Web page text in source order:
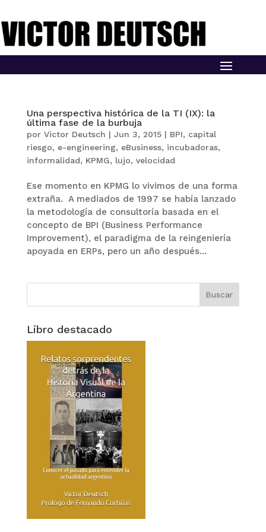
Una perspectiva histórica de la TI (IX): la
última fase de la burbuja
por Victor Deutsch | Jun 3, 2015| BPI, capital
riesgo, e-engineering, eBusiness, incubadoras,
informalidad, KPMG, lujo, velocidad
Ese momento en KPMG lo vivimos de una forma
extraña. A mediados de 1997 se había lanzado
la metodología de consultoría basada en el
concepto de BPI (Business Performance
Improvement), el paradigma de la reingeniería
apoyada en ERPs, pero un año después...
Libro destacado